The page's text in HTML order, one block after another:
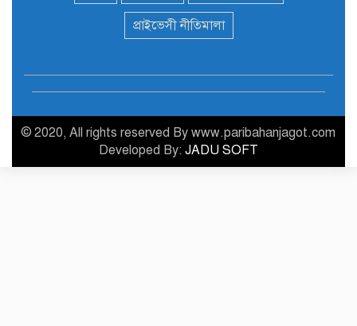
মন্ত্রী এমপিদের দেশত্যাগের
হিড়িক : নিরাপদ আশ্রয়ে
বাস ড্রাইভার নিকোলাস মাদুরো
প্রেসিডেন্ট
প্রাইভেসী নীতিমালা
© 2020, All rights reserved By www.paribahanjagot.com
Developed By: JADU SOFT